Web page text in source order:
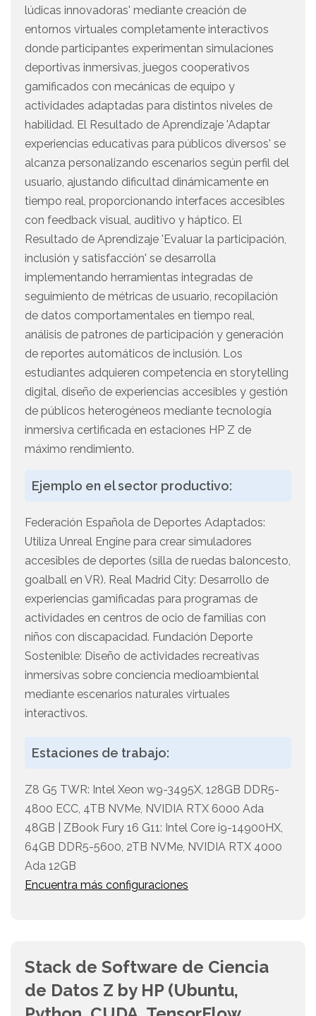
lúdicas innovadoras' mediante creación de
entornos virtuales completamente interactivos
donde participantes experimentan simulaciones
deportivas inmersivas, juegos cooperativos
gamificados con mecánicas de equipo y
actividades adaptadas para distintos niveles de
habilidad. El Resultado de Aprendizaje 'Adaptar
experiencias educativas para públicos diversos' se
alcanza personalizando escenarios según perfil del
usuario, ajustando dificultad dinámicamente en
tiempo real, proporcionando interfaces accesibles
con feedback visual, auditivo y háptico. El
Resultado de Aprendizaje 'Evaluar la participación,
inclusión y satisfacción' se desarrolla
implementando herramientas integradas de
seguimiento de métricas de usuario, recopilación
de datos comportamentales en tiempo real,
análisis de patrones de participación y generación
de reportes automáticos de inclusión. Los
estudiantes adquieren competencia en storytelling
digital, diseño de experiencias accesibles y gestión
de públicos heterogéneos mediante tecnología
inmersiva certificada en estaciones HP Z de
máximo rendimiento.
Ejemplo en el sector productivo:
Federación Española de Deportes Adaptados:
Utiliza Unreal Engine para crear simuladores
accesibles de deportes (silla de ruedas baloncesto,
goalball en VR). Real Madrid City: Desarrollo de
experiencias gamificadas para programas de
actividades en centros de ocio de familias con
niños con discapacidad. Fundación Deporte
Sostenible: Diseño de actividades recreativas
inmersivas sobre conciencia medioambiental
mediante escenarios naturales virtuales
interactivos.
Estaciones de trabajo:
Z8 G5 TWR: Intel Xeon w9-3495X, 128GB DDR5-
4800 ECC, 4TB NVMe, NVIDIA RTX 6000 Ada
48GB | ZBook Fury 16 G11: Intel Core i9-14900HX,
64GB DDR5-5600, 2TB NVMe, NVIDIA RTX 4000
Ada 12GB
Encuentra más configuraciones
Stack de Software de Ciencia
de Datos Z by HP (Ubuntu,